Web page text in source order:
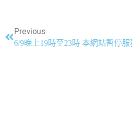
Previous
6/9晚上19時至23時 本網站暫停服